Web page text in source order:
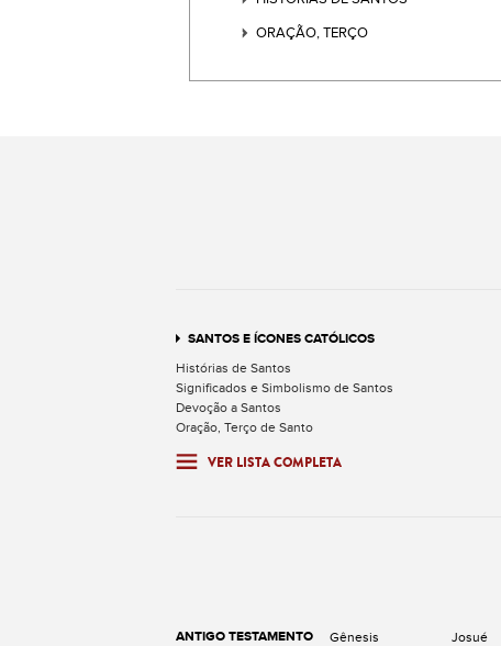
ORAÇÃO, TERÇO
SANTOS E ÍCONES CATÓLICOS
Histórias de Santos
Significados e Simbolismo de Santos
Devoção a Santos
Oração, Terço de Santo
VER LISTA COMPLETA
ANTIGO TESTAMENTO
Gênesis
Josué